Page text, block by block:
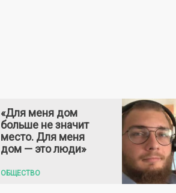
«Для меня дом
больше не значит
место. Для меня
дом — это люди»
ОБЩЕСТВО